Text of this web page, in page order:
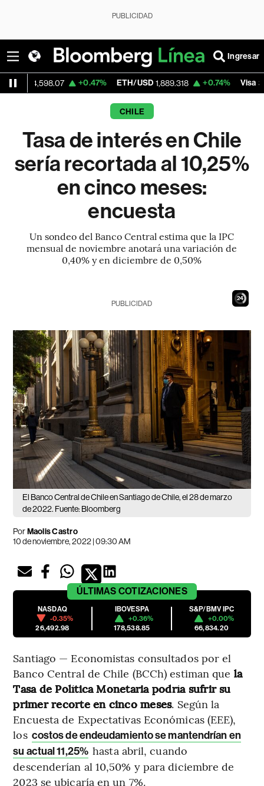
PUBLICIDAD
Ingresar
+0.47% ETH/USD 1,889.318 +0.74% Visa 367.67 -
CHILE
Tasa de interés en Chile
sería recortada al 10,25%
en cinco meses:
encuesta
Un sondeo del Banco Central estima que la IPC
mensual de noviembre anotará una variación de
0,40% y en diciembre de 0,50%
23
PUBLICIDAD
El Banco Central de Chile en Santiago de Chile, el 28 de marzo
de 2022. Fuente: Bloomberg
PorMaolis Castro
10 de noviembre, 2022 | 09:30 AM
ÚLTIMAS COTIZACIONES
NASDAQ
-0.35%
26,492.98
IBOVESPA
+0.36%
178,538.85
S&P/BMV IPC
+0.00%
66,834.20
Santiago — Economistas consultados por el
Banco Central de Chile (BCCh) estiman que la
Tasa de Política Monetaria podría sufrir su
primer recorte en cinco meses. Según la
Encuesta de Expectativas Económicas (EEE),
los costos de endeudamiento se mantendrían en
su actual 11,25% hasta abril, cuando
descenderían al 10,50% y para diciembre de
2023 se ubicaría en un 7%.